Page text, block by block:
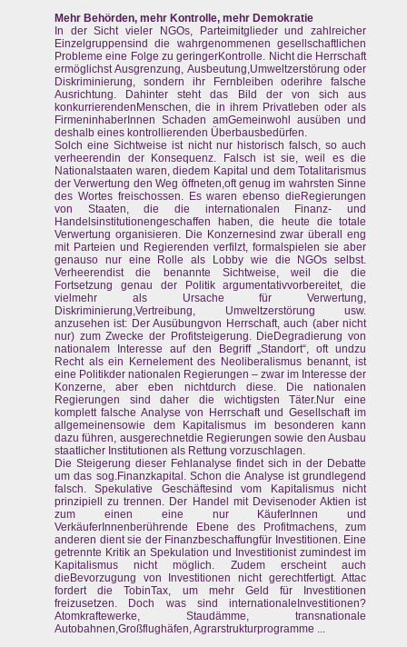
Mehr Behörden, mehr Kontrolle, mehr Demokratie
In der Sicht vieler NGOs, Parteimitglieder und zahlreicher
Einzelgruppensind die wahrgenommenen gesellschaftlichen
Probleme eine Folge zu geringerKontrolle. Nicht die Herrschaft
ermöglichst Ausgrenzung, Ausbeutung,Umweltzerstörung oder
Diskriminierung, sondern ihr Fernbleiben oderihre falsche
Ausrichtung. Dahinter steht das Bild der von sich aus
konkurrierendenMenschen, die in ihrem Privatleben oder als
FirmeninhaberInnen Schaden amGemeinwohl ausüben und
deshalb eines kontrollierenden Überbausbedürfen.
Solch eine Sichtweise ist nicht nur historisch falsch, so auch
verheerendin der Konsequenz. Falsch ist sie, weil es die
Nationalstaaten waren, diedem Kapital und dem Totalitarismus
der Verwertung den Weg öffneten,oft genug im wahrsten Sinne
des Wortes freischossen. Es waren ebenso dieRegierungen
von Staaten, die die internationalen Finanz- und
Handelsinstitutionengeschaffen haben, die heute die totale
Verwertung organisieren. Die Konzernesind zwar überall eng
mit Parteien und Regierenden verfilzt, formalspielen sie aber
genauso nur eine Rolle als Lobby wie die NGOs selbst.
Verheerendist die benannte Sichtweise, weil die die
Fortsetzung genau der Politik argumentativvorbereitet, die
vielmehr als Ursache für Verwertung,
Diskriminierung,Vertreibung, Umweltzerstörung usw.
anzusehen ist: Der Ausübungvon Herrschaft, auch (aber nicht
nur) zum Zwecke der Profitsteigerung. DieDegradierung von
nationalem Interesse auf den Begriff „Standort“, oft undzu
Recht als ein Kernelement des Neoliberalismus benannt, ist
eine Politikder nationalen Regierungen – zwar im Interesse der
Konzerne, aber eben nichtdurch diese. Die nationalen
Regierungen sind daher die wichtigsten Täter.Nur eine
komplett falsche Analyse von Herrschaft und Gesellschaft im
allgemeinensowie dem Kapitalismus im besonderen kann
dazu führen, ausgerechnetdie Regierungen sowie den Ausbau
staatlicher Institutionen als Rettung vorzuschlagen.
Die Steigerung dieser Fehlanalyse findet sich in der Debatte
um das sog.Finanzkapital. Schon die Analyse ist grundlegend
falsch. Spekulative Geschäftesind vom Kapitalismus nicht
prinzipiell zu trennen. Der Handel mit Devisenoder Aktien ist
zum einen eine nur KäuferInnen und
VerkäuferInnenberührende Ebene des Profitmachens, zum
anderen dient sie der Finanzbeschaffungfür Investitionen. Eine
getrennte Kritik an Spekulation und Investitionist zumindest im
Kapitalismus nicht möglich. Zudem erscheint auch
dieBevorzugung von Investitionen nicht gerechtfertigt. Attac
fordert die TobinTax, um mehr Geld für Investitionen
freizusetzen. Doch was sind internationaleInvestitionen?
Atomkraftewerke, Staudämme, transnationale
Autobahnen,Großflughäfen, Agrarstrukturprogramme ...